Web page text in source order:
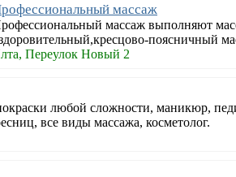
массаж
массаж выполняют
поясничный
Переулок Новый 2
любой сложности, маникюр,
все виды массажа, косметолог.